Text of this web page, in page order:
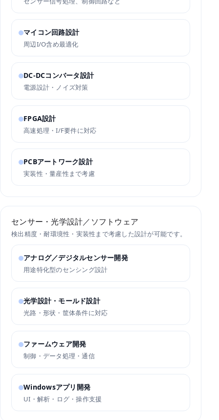
マイコン回路設計
周辺I/O含め最適化
DC-DCコンバータ設計
電源設計・ノイズ対策
FPGA設計
高速処理・I/F要件に対応
PCBアートワーク設計
実装性・量産性まで考慮
センサー・光学設計／ソフトウェア
検出精度・耐環境性・実装性まで考慮した設計が可能です。
アナログ／デジタルセンサー開発
用途特化型のセンシング設計
光学設計・モールド設計
光路・形状・筐体条件に対応
ファームウェア開発
制御・データ処理・通信
Windowsアプリ開発
UI・解析・ログ・操作支援